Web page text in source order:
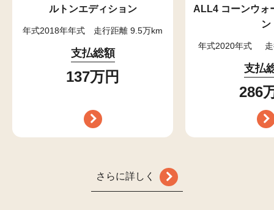
ルトンエディション
年式2018年年式 走行距離 9.5万km
支払総額
137万円
ALL4 コーンウォ
ン
年式2020年式
支払
286
さらに詳しく